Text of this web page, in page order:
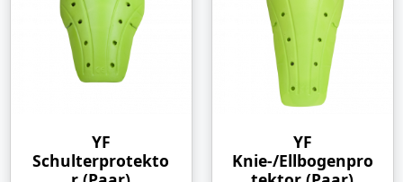
YF
Schulterprotekto
YF
Knie-/Ellbogenpro